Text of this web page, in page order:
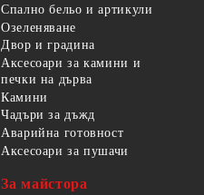
Спално бельо и артикули
Озеленяване
Двор и градина
Аксесоари за камини и
печки на дърва
Камини
Чадъри за дъжд
Аварийна готовност
Аксесоари за пушачи
За майстора